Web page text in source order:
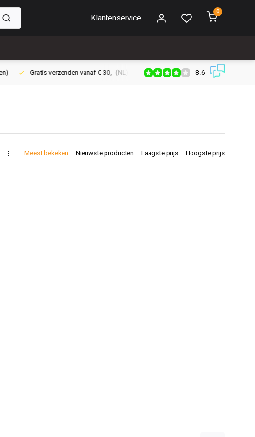
Klantenservice
0
Gratis verzenden vanaf € 30,- (NL) Verzendkosten € 2,95 (NL)
8.6
Meest bekeken Nieuwste producten Laagste prijs Hoogste prijs